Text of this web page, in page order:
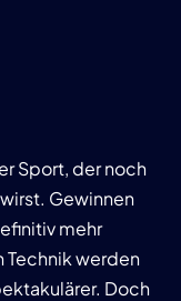
Sport, der noch
Gewinnen
mehr
Technik werden
Doch